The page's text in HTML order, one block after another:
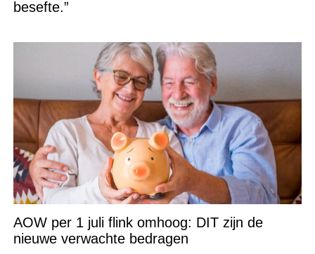
besefte.”
AOW per 1 juli flink omhoog: DIT zijn de
nieuwe verwachte bedragen